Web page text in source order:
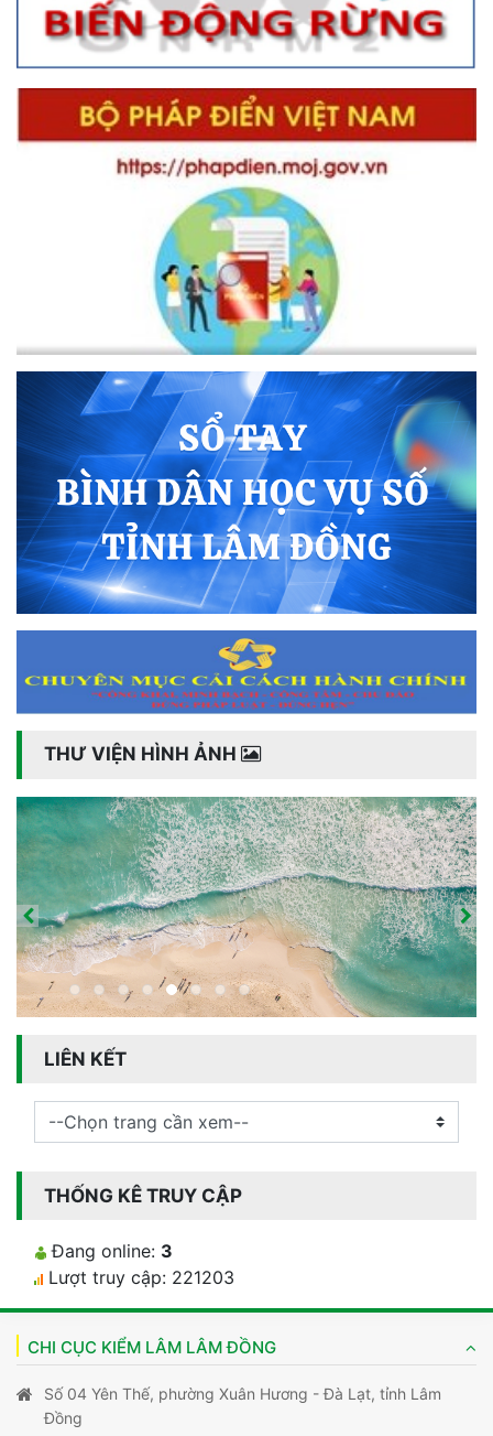
THƯ VIỆN HÌNH ẢNH
1 2 3 4 5 6 7 8
LIÊN KẾT
THỐNG KÊ TRUY CẬP
Đang online: 3
Lượt truy cập: 221203
CHI CỤC KIỂM LÂM LÂM ĐỒNG
Số 04 Yên Thế, phường Xuân Hương - Đà Lạt, tỉnh Lâm
Đồng